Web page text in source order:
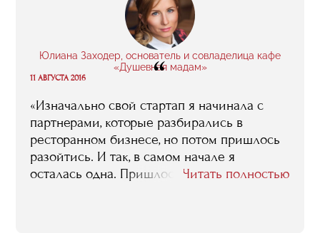
тематики. Учеба в бизнес-школе помогла
ликвидировать эти пробелы, понять, как
устроены многие важные процессы, и
почувствовать дополнительную
уверенность в своих силах».
Юлиана Заходер, основатель и совладелица кафе
«Душевная мадам»
“
11 АВГУСТА 2016
«Изначально свой стартап я начинала с
партнерами, которые разбирались в
ресторанном бизнесе, но потом пришлось
разойтись. И так, в самом начале я
осталась одна. Пришлось поднимать все
Читать полностью